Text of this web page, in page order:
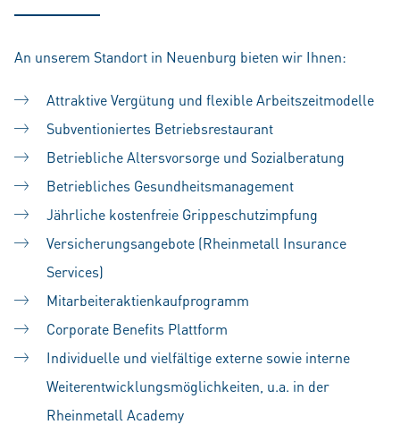
An unserem Standort in Neuenburg bieten wir Ihnen:
Attraktive Vergütung und flexible Arbeitszeitmodelle
Subventioniertes Betriebsrestaurant
Betriebliche Altersvorsorge und Sozialberatung
Betriebliches Gesundheitsmanagement
Jährliche kostenfreie Grippeschutzimpfung
Versicherungsangebote (Rheinmetall Insurance
Services)
Mitarbeiteraktienkaufprogramm
Corporate Benefits Plattform
Individuelle und vielfältige externe sowie interne
Weiterentwicklungsmöglichkeiten, u.a. in der
Rheinmetall Academy